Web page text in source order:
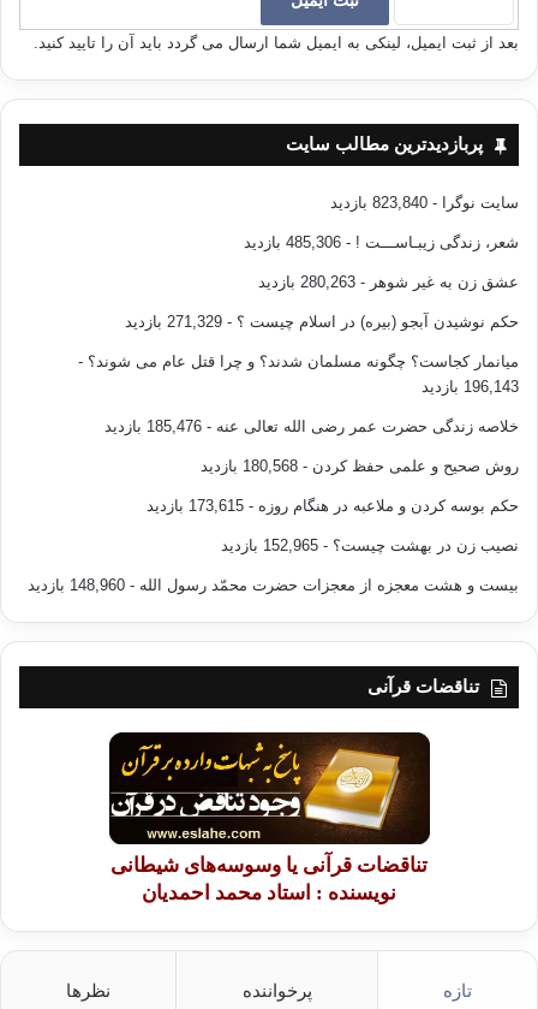
به سویم آمدی
شجاعتم بخشیدی
من به تو از هر زمان دیگری محتاجم ای پیامبر
ترجمه متن ترکی (کامل)
Sani andum,sanamuhtajam
nouroAllah ,Aydenlandem ,hayatem sannan oldi
Sannan chozoldo har sheiun serri
تو را خواندم در حالی که به تو نیازمندم
زندگانی و حیات من از توست
رمز و راز هر چیزی از تو نشئت گرفته
Sana
Batar artek ruhum sannan olsun
بعد از ثبت ایمیل، لینکی به ایمیل شما ارسال می گردد باید آن را تایید کنید.
پربازدیدترین مطالب سایت
سایت نوگرا - 823,840 بازدید
شعر، زندگی زیبـاســـت ! - 485,306 بازدید
عشق زن به غیر شوهر - 280,263 بازدید
حکم نوشیدن آبجو (بیره) در اسلام چیست ؟ - 271,329 بازدید
میانمار کجاست؟ چگونه مسلمان شدند؟ و چرا قتل عام می شوند؟ -
196,143 بازدید
خلاصه زندگی حضرت عمر رضی الله تعالی عنه - 185,476 بازدید
روش صحیح و علمی حفظ کردن - 180,568 بازدید
حکم بوسه کردن و ملاعبه در هنگام روزه - 173,615 بازدید
نصیب زن در بهشت چیست؟ - 152,965 بازدید
بیست و هشت معجزه از معجزات حضرت محمّد رسول الله - 148,960 بازدید
تناقضات قرآنی
تناقضات قرآنی یا وسوسه‌های شیطانی
نویسنده : استاد محمد احمدیان
تازه پرخواننده نظرها